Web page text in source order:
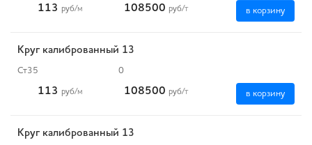
113 руб/м 108500 руб/т в корзину
Круг калиброванный 13
Ст35 0
113 руб/м 108500 руб/т в корзину
Круг калиброванный 13